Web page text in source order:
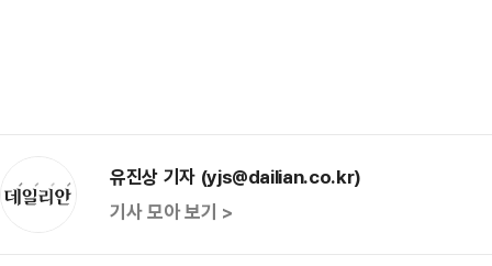
유진상 기자 (yjs@dailian.co.kr)
기사 모아 보기 >